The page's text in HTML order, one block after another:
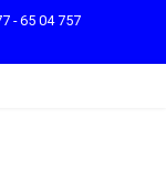
- 65 04 757